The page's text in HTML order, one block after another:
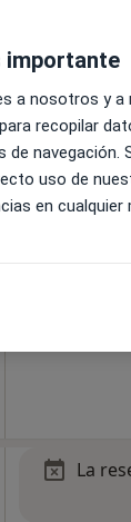
La
La
importante
a nosotros y
recopilar
de
uso de
en